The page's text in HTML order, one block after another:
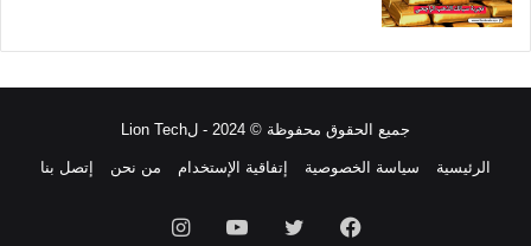
جميع الحقوق محفوظة © 2024 - لLion Tech
الرئيسية سياسة الخصوصية إتفاقية الإستخدام من نحن إتصل بنا
فيسبوك تويتر يوتيوبانستقرام